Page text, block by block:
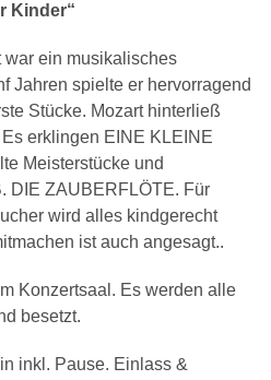
Kinder“
war ein musikalisches
Jahren spielte er hervorragend
Stücke. Mozart hinterließ
erklingen EINE KLEINE
Meisterstücke und
DIE ZAUBERFLÖTE. Für
wird alles kindgerecht
ist auch angesagt..
Konzertsaal. Es werden alle
besetzt.
inkl. Pause. Einlass &